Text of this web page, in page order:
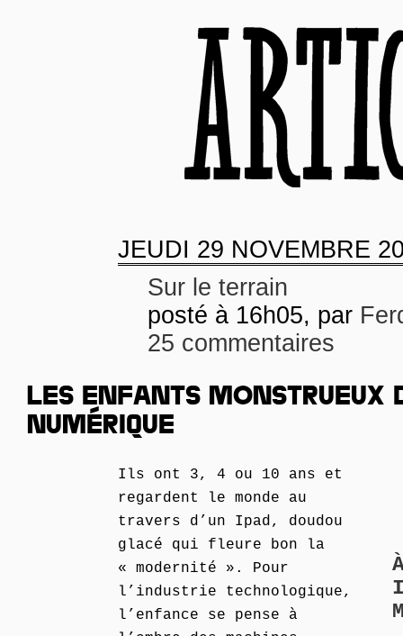
JEUDI 29 NOVEMBRE
Sur le terrain
posté à 16h05, par
25 commentaires
LES ENFANTS MONSTRUEUX
NUMÉRIQUE
Ils ont 3, 4 ou 10 ans et
regardent le monde au
travers d’un Ipad, doudou
glacé qui fleure bon la
« modernité ». Pour
l’industrie technologique,
l’enfance se pense à